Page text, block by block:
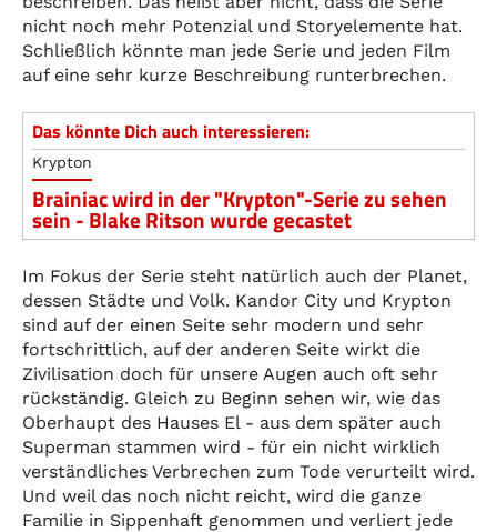
nicht noch mehr Potenzial und Storyelemente hat.
Schließlich könnte man jede Serie und jeden Film
auf eine sehr kurze Beschreibung runterbrechen.
Das könnte Dich auch interessieren:
Krypton
Brainiac wird in der "Krypton"-Serie zu sehen
sein - Blake Ritson wurde gecastet
Im Fokus der Serie steht natürlich auch der Planet,
dessen Städte und Volk. Kandor City und Krypton
sind auf der einen Seite sehr modern und sehr
fortschrittlich, auf der anderen Seite wirkt die
Zivilisation doch für unsere Augen auch oft sehr
rückständig. Gleich zu Beginn sehen wir, wie das
Oberhaupt des Hauses El - aus dem später auch
Superman stammen wird - für ein nicht wirklich
verständliches Verbrechen zum Tode verurteilt wird.
Und weil das noch nicht reicht, wird die ganze
Familie in Sippenhaft genommen und verliert jede